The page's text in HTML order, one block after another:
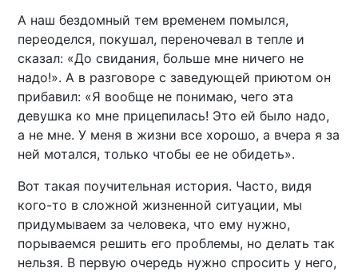
А наш бездомный тем временем помылся,
переоделся, покушал, переночевал в тепле и
сказал: «До свидания, больше мне ничего не
надо!». А в разговоре с заведующей приютом он
прибавил: «Я вообще не понимаю, чего эта
девушка ко мне прицепилась! Это ей было надо,
а не мне. У меня в жизни все хорошо, а вчера я за
ней мотался, только чтобы ее не обидеть».
Вот такая поучительная история. Часто, видя
кого-то в сложной жизненной ситуации, мы
придумываем за человека, что ему нужно,
порываемся решить его проблемы, но делать так
нельзя. В первую очередь нужно спросить у него,